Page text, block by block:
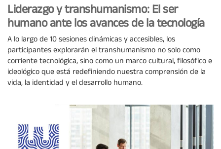
Liderazgo y transhumanismo: El ser
humano ante los avances de la tecnología
A lo largo de 10 sesiones dinámicas y accesibles, los
participantes explorarán el transhumanismo no solo como
corriente tecnológica, sino como un marco cultural, filosófico e
ideológico que está redefiniendo nuestra comprensión de la
vida, la identidad y el desarrollo humano.